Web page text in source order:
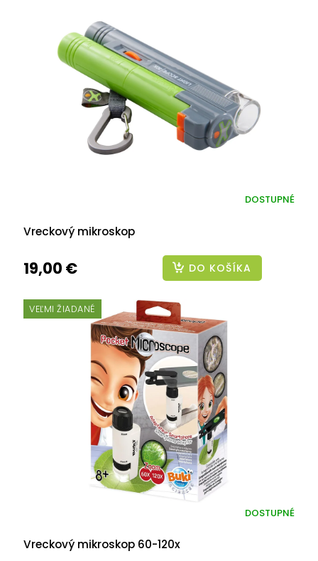
Vreckový mikroskop
DOSTUPNÉ
19,00 € DO KOŠÍKA
VEĽMI ŽIADANÉ
Vreckový mikroskop 60-120x
DOSTUPNÉ